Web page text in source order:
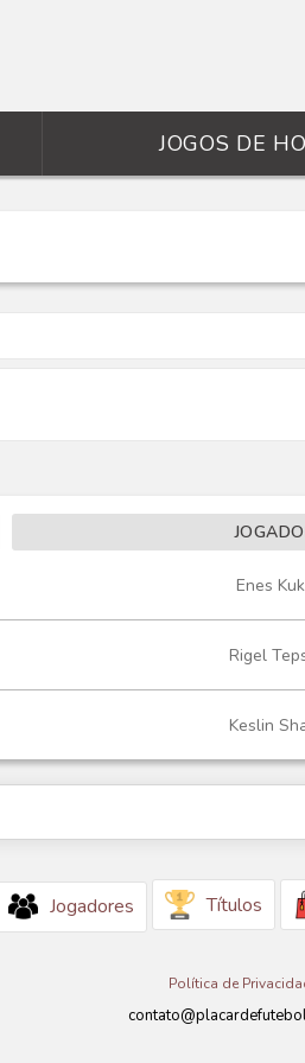
JOGOS DE
Enes
Rigel
Keslin
Jogadores Títulos
Política de